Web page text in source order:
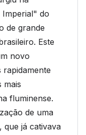
Imperial" do
de grande
Este
novo
mais
fluminense.
de uma
que já cativava